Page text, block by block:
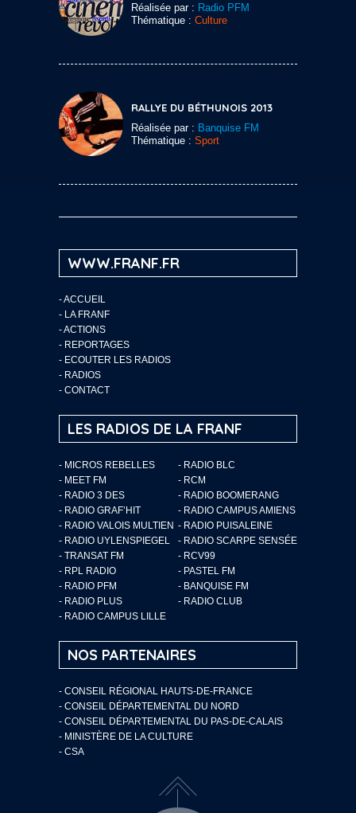
Réalisée par : Radio PFM
Thématique : Culture
RALLYE DU BÉTHUNOIS 2013
Réalisée par : Banquise FM
Thématique : Sport
WWW.FRANF.FR
-ACCUEIL
- LA FRANF
-ACTIONS
- REPORTAGES
- ECOUTER LES RADIOS
- RADIOS
- CONTACT
LES RADIOS DE LA FRANF
- MICROS REBELLES
- RADIO BLC
- MEET FM
- RCM
- RADIO 3 DES
- RADIO BOOMERANG
- RADIO GRAF’HIT
- RADIO CAMPUS AMIENS
- RADIO VALOIS MULTIEN - RADIO PUISALEINE
- RADIO UYLENSPIEGEL
- RADIO SCARPE SENSÉE
- TRANSAT FM
- RCV99
- RPL RADIO
- PASTEL FM
- RADIO PFM
- BANQUISE FM
- RADIO PLUS
- RADIO CLUB
- RADIO CAMPUS LILLE
NOS PARTENAIRES
- CONSEIL RÉGIONAL HAUTS-DE-FRANCE
- CONSEIL DÉPARTEMENTAL DU NORD
- CONSEIL DÉPARTEMENTAL DU PAS-DE-CALAIS
- MINISTÈRE DE LA CULTURE
- CSA